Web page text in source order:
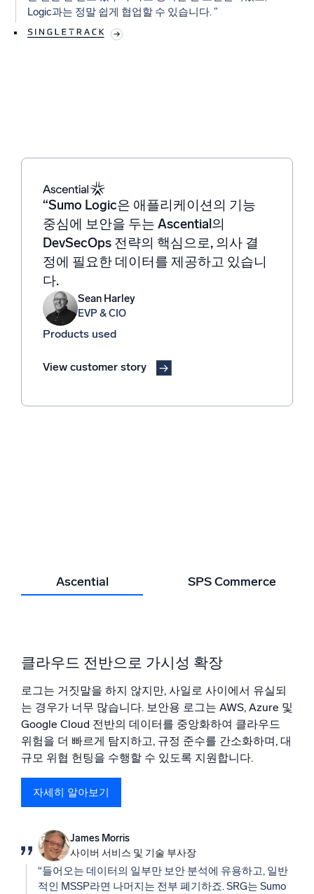
Logic과는 정말 쉽게 협업할 수 있습니다. ”
“Sumo Logic은 애플리케이션의 기능
중심에 보안을 두는 Ascential의
DevSecOps 전략의 핵심으로, 의사 결
정에 필요한 데이터를 제공하고 있습니
다.
Sean Harley
EVP & CIO
Products used
View customer story
“보안 모니터링과 관련된 모든 데이터
는 Sumo Logic을 통해 처리합니다. 전
체를 모니터링하는 일과 보안의 중요성
에 대해 이야기할 때 저는 팀원들에게
‘모든 것이란 말 그대로 모든 것을 의미
한다’는 말을 자주 합니다.
Nick Kemske
SOC 및 인시던트 대응 매니저
20개의 개별 대시보드를 단일 화면 뷰로 통합
“저희는관측성, 비즈니스 인텔리전스,
보안 모니터링 요구 사항에 대한 중앙
집중식 가시성을 제공하는 Sumo Logic
을 사용하여 통합된 접근 방식을 채택하
고 있습니다. 즉, 여러 도구를 사용할 필
요 없이 모두가 동일한 데이터로 작업할
수 있습니다.
Rajay Rai
“Before implementing Sumo Logic, we
lacked a unified, centralized
observability platform, which made it
difficult to correlate data and
understand system dependencies. Our
approach was largely reactive, and
investigations were significantly more
time-consuming. Without clear visibility
into patterns, drawing accurate
insights and conclusions was a
Ascential SPS Commerce
클라우드 전반으로 가시성 확장
로그는 거짓말을 하지 않지만, 사일로 사이에서 유실되
는 경우가 너무 많습니다. 보안용 로그는 AWS, Azure 및
Google Cloud 전반의 데이터를 중앙화하여 클라우드
위험을 더 빠르게 탐지하고, 규정 준수를 간소화하며, 대
규모 위협 헌팅을 수행할 수 있도록 지원합니다.
자세히 알아보기
James Morris
사이버 서비스 및 기술 부사장
“들어오는 데이터의 일부만 보안 분석에 유용하고, 일반
적인 MSSP라면 나머지는 전부 폐기하죠. SRG는 Sumo